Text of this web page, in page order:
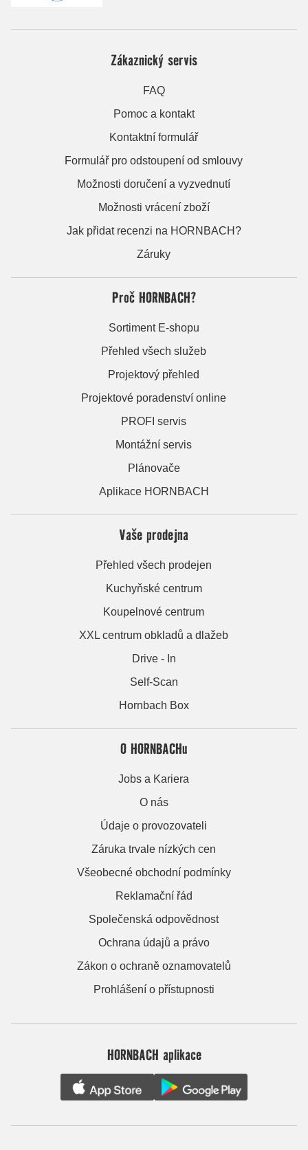
Zákaznický servis
FAQ
Pomoc a kontakt
Kontaktní formulář
Formulář pro odstoupení od smlouvy
Možnosti doručení a vyzvednutí
Možnosti vrácení zboží
Jak přidat recenzi na HORNBACH?
Záruky
Proč HORNBACH?
Sortiment E-shopu
Přehled všech služeb
Projektový přehled
Projektové poradenství online
PROFI servis
Montážní servis
Plánovače
Aplikace HORNBACH
Vaše prodejna
Přehled všech prodejen
Kuchyňské centrum
Koupelnové centrum
XXL centrum obkladů a dlažeb
Drive - In
Self-Scan
Hornbach Box
O HORNBACHu
Jobs a Kariera
O nás
Údaje o provozovateli
Záruka trvale nízkých cen
Všeobecné obchodní podmínky
Reklamační řád
Společenská odpovědnost
Ochrana údajů a právo
Zákon o ochraně oznamovatelů
Prohlášení o přístupnosti
HORNBACH aplikace